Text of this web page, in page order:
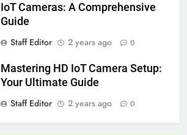
IoT Cameras: A Comprehensive
Guide
Staff Editor
2 years ago 0
Mastering HD IoT Camera Setup:
Your Ultimate Guide
Staff Editor
2 years ago 0